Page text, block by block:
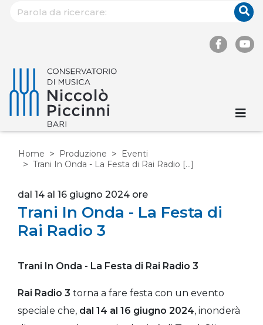
Home Produzione
Eventi
Trani In Onda - La Festa di Rai Radio [...]
dal 14 al 16 giugno 2024 ore
Trani In Onda - La Festa di
Rai Radio 3
Trani In Onda - La Festa di Rai Radio 3
Rai Radio 3 torna a fare festa con un evento
speciale che, dal 14 al 16 giugno 2024, inonderà